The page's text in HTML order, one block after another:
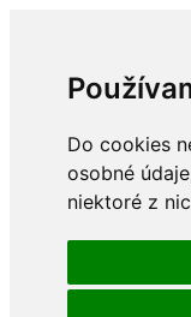
Do cookies
osobné
niektoré z